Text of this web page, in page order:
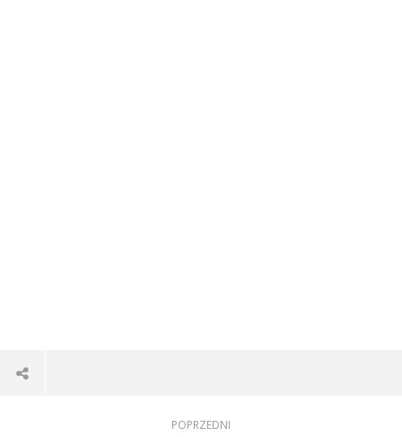
POPRZEDNI